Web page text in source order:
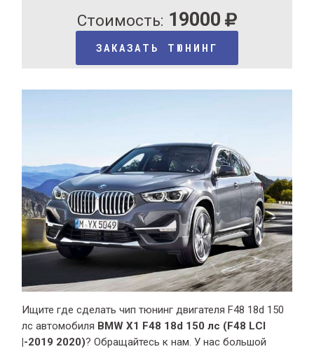
Стоимость: 19000
ЗАКАЗАТЬ ТЮНИНГ
Ищите где сделать чип тюнинг двигателя F48 18d 150
лс автомобиля BMW X1 F48 18d 150 лс (F48 LCI
|-2019 2020)? Обращайтесь к нам. У нас большой